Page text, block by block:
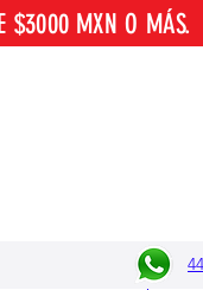
$3000 MXN O MÁS.